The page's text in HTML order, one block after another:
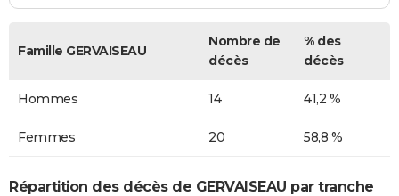
Famille GERVAISEAU
Nombre de
décès
% des
décès
Hommes 14 41,2 %
Femmes 20 58,8 %
Répartition des décès de GERVAISEAU par tranche